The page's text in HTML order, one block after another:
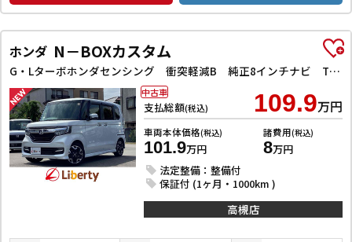
ホンダ N－BOXカスタム
G・Lターボホンダセンシング 衝突軽減B 純正8インチナビ TV Bluetooth対応 Bカメラ ビルドインETC 両側自動ドア アダプティブクルーズコントロール 革巻きステアリング パドルシフト LEDヘッドライト スマートキ
支払総額(税込) 109.9万円
車両本体価格(税込)
101.9万円
諸費用(税込)
8万円
法定整備：整備付
保証付 (1ヶ月・1000km )
中古車
高槻店